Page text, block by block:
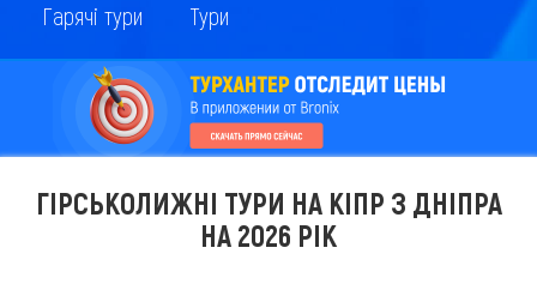
Гарячі тури Тури
ГІРСЬКОЛИЖНІ ТУРИ НА КІПР З ДНІПРА
НА 2026 РІК